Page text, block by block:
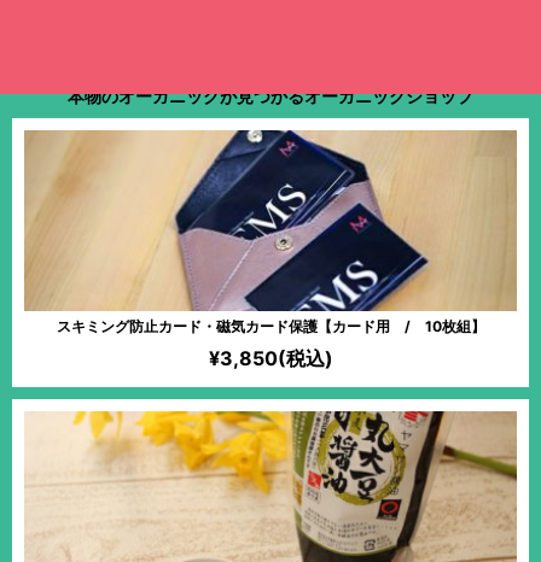
本物のオーガニックが見つかるオーガニックショップ
スキミング防止カード・磁気カード保護【カード用 / 10枚組】
¥3,850(税込)